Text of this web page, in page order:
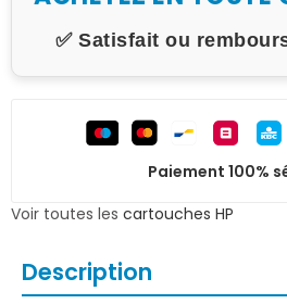
✅ Satisfait ou
Paiement 100%
Voir toutes les cartouches HP
Description